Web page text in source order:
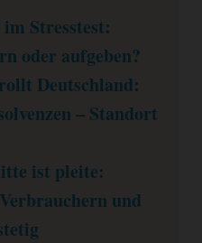
Stresstest:
oder aufgeben?
Deutschland:
– Standort
ist pleite:
und